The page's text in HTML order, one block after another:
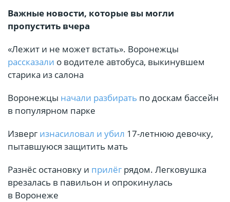
Важные новости, которые вы могли
пропустить вчера
«Лежит и не может встать». Воронежцы
рассказали о водителе автобуса, выкинувшем
старика из салона
Воронежцы начали разбирать по доскам бассейн
в популярном парке
Изверг изнасиловал и убил 17-летнюю девочку,
пытавшуюся защитить мать
Разнёс остановку и прилёг рядом. Легковушка
врезалась в павильон и опрокинулась
в Воронеже